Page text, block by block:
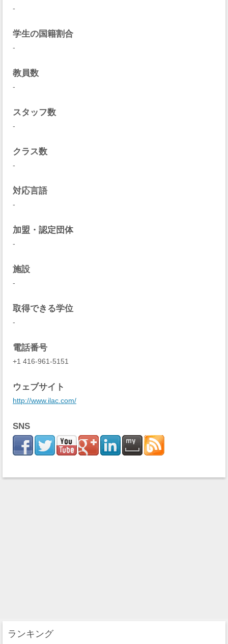
-
学生の国籍割合
-
教員数
-
スタッフ数
-
クラス数
-
対応言語
-
加盟・認定団体
-
施設
-
取得できる学位
-
電話番号
+1 416-961-5151
ウェブサイト
http://www.ilac.com/
SNS
ランキング